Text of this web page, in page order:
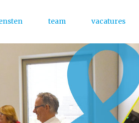
Menu
team vacatures